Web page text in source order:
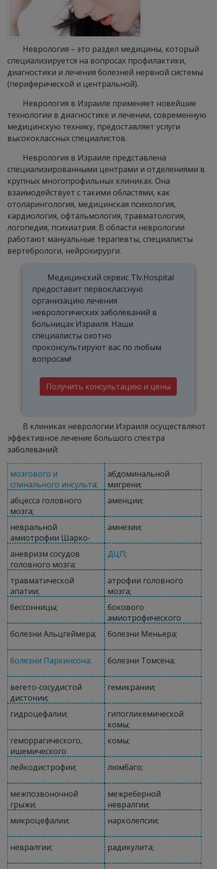
Неврология – это раздел медицины, который
специализируется на вопросах профилактики,
диагностики и лечения болезней нервной системы
(периферической и центральной).
Неврология в Израиле применяет новейшие
технологии в диагностике и лечении, современную
медицинскую технику, предоставляет услуги
высококлассных специалистов.
Неврология в Израиле представлена
специализированными центрами и отделениями в
крупных многопрофильных клиниках. Она
взаимодействует с такими областями, как
отоларингология, медицинская психология,
кардиология, офтальмология, травматология,
логопедия, психиатрия. В области неврологии
работают мануальные терапевты, специалисты
вертебрологи, нейрохирурги.
Медицинский сервис Tlv.Hospital
предоставит первоклассную
организацию лечения
неврологических заболеваний в
больницах Израиля. Наши
специалисты охотно
проконсультируют вас по любым
вопросам!
Получить консультацию и цены
В клиниках неврологии Израиля осуществляют
эффективное лечение большого спектра
заболеваний:
мозгового и
спинального инсульта;
абдоминальной
мигрени;
абцесса головного
мозга;
аменции;
невральной
амиотрофии Шарко-
амнезии;
аневризм сосудов
головного мозга;
ДЦП;
травматической
апатии;
атрофии головного
мозга;
бессонницы;
бокового
амиотрофического
склероза;
болезни Альцгеймера; болезни Меньера;
болезни Паркинсона; болезни Томсена;
вегето-сосудистой
дистонии;
гемикрании;
гидроцефалии;
гипогликемической
комы;
геморрагического,
ишемического
инсульта;
комы;
лейкодистрофии; люмбаго;
межпозвоночной
грыжи;
межреберной
невралгии;
микроцефалии;
нарколепсии;
невралгии; радикулита;